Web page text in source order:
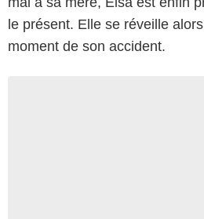
le présent. Elle se réveille
moment de son accident.